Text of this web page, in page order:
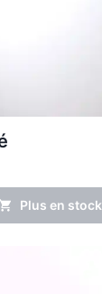
Plus en stock